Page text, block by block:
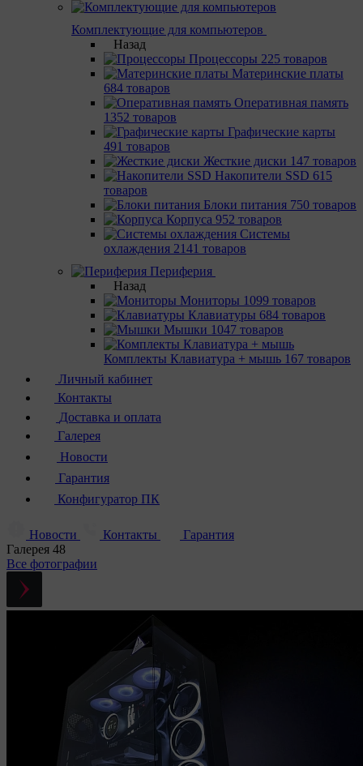
Комплектующие для компьютеров
Назад
Процессоры 225 товаров
Материнcкие платы
684 товаров
Оперативная память
1352 товаров
Графические карты
491 товаров
Жесткие диски 147 товаров
Накопители SSD 615
товаров
Блоки питания 750 товаров
Корпуса 952 товаров
Системы
охлаждения 2141 товаров
Периферия
Назад
Мониторы 1099 товаров
Клавиатуры 684 товаров
Мышки 1047 товаров
Комплекты Клавиатура + мышь 167 товаров
Личный кабинет
Контакты
Доставка и оплата
Галерея
Новости
Гарантия
Конфигуратор ПК
Новости Контакты
Гарантия
Галерея 48
Все фотографии